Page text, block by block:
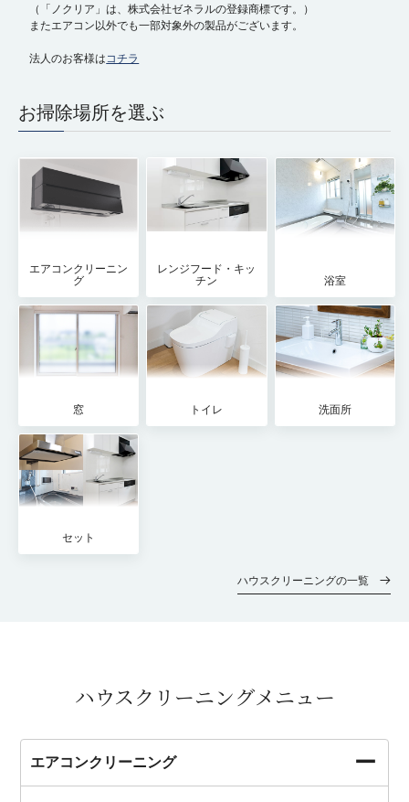
（「ノクリア」は、株式会社ゼネラルの登録商標です。）
またエアコン以外でも一部対象外の製品がございます。
法人のお客様はコチラ
お掃除場所を選ぶ
エアコンクリーニン
グ
レンジフード・キッ
チン
浴室
窓 トイレ 洗面所
セット
ハウスクリーニングの一覧
ハウスクリーニングメニュー
エアコンクリーニング